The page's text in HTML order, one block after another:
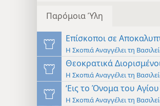
Παρόμοια Ύλη
Επίσκοποι σε
Η Σκοπιά Αναγγέλει τη
Θεοκρατικά
Η Σκοπιά Αναγγέλει τη
‘Εις το Όνομα του
Η Σκοπιά Αναγγέλει τη